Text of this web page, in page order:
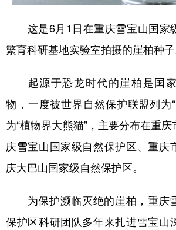
这是6月1日在重庆雪宝山国家
繁育科研基地实验室拍摄的崖柏种子
起源于恐龙时代的崖柏是国家
物，一度被世界自然保护联盟列为
为“植物界大熊猫”，主要分布在重
庆雪宝山国家级自然保护区、重庆
庆大巴山国家级自然保护区。
为保护濒临灭绝的崖柏，重庆
保护区科研团队多年来扎进雪宝山